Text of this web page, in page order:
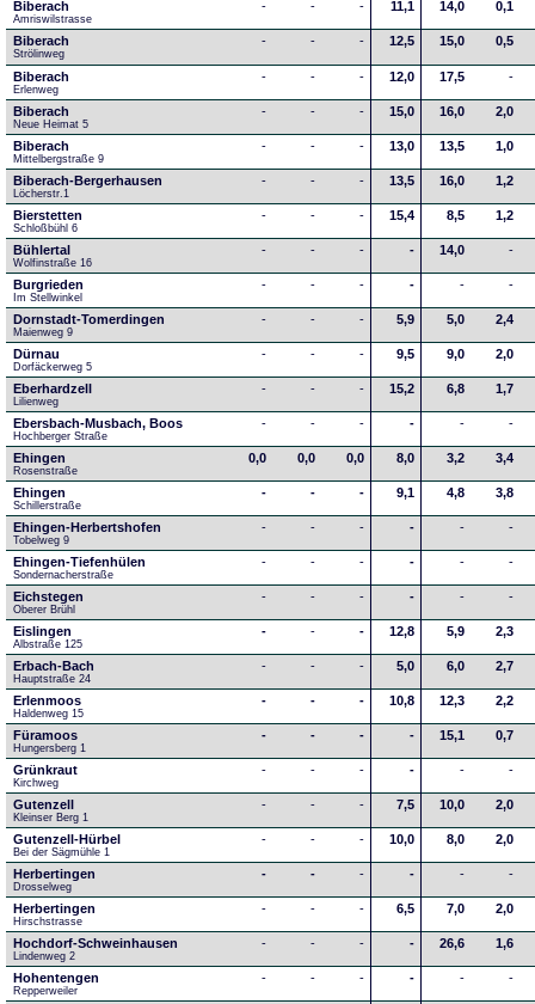
Biberach
Amriswilstrasse
- - - 11,1 14,0 0,1
Biberach
Strölinweg
- - - 12,5 15,0 0,5
Biberach
Erlenweg
- - - 12,0 17,5 -
Biberach
Neue Heimat 5
- - - 15,0 16,0 2,0
Biberach
Mittelbergstraße 9
- - - 13,0 13,5 1,0
Biberach-Bergerhausen
Löcherstr.1
- - - 13,5 16,0 1,2
Bierstetten
Schloßbühl 6
- - - 15,4 8,5 1,2
Bühlertal
Wolfinstraße 16
- - - - 14,0 -
Burgrieden
Im Stellwinkel
- - - - - -
Dornstadt-Tomerdingen
Maienweg 9
- - - 5,9 5,0 2,4
Dürnau
Dorfäckerweg 5
- - - 9,5 9,0 2,0
Eberhardzell
Lilienweg
- - - 15,2 6,8 1,7
Ebersbach-Musbach, Boos
Hochberger Straße
- - - - - -
Ehingen
Rosenstraße
0,0 0,0 0,0 8,0 3,2 3,4
Ehingen
Schillerstraße
- - - 9,1 4,8 3,8
Ehingen-Herbertshofen
Tobelweg 9
- - - - - -
Ehingen-Tiefenhülen
Sondernacherstraße
- - - - - -
Eichstegen
Oberer Brühl
- - - - - -
Eislingen
Albstraße 125
- - - 12,8 5,9 2,3
Erbach-Bach
Hauptstraße 24
- - - 5,0 6,0 2,7
Erlenmoos
Haldenweg 15
- - - 10,8 12,3 2,2
Füramoos
Hungersberg 1
- - - - 15,1 0,7
Grünkraut
Kirchweg
- - - - - -
Gutenzell
Kleinser Berg 1
- - - 7,5 10,0 2,0
Gutenzell-Hürbel
Bei der Sägmühle 1
- - - 10,0 8,0 2,0
Herbertingen
Drosselweg
- - - - - -
Herbertingen
Hirschstrasse
- - - 6,5 7,0 2,0
Hochdorf-Schweinhausen
Lindenweg 2
- - - - 26,6 1,6
Hohentengen
Repperweiler
- - - - - -